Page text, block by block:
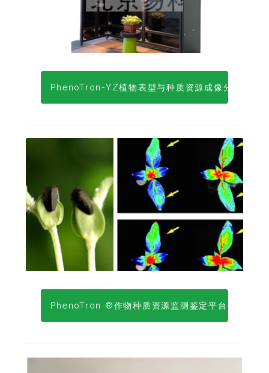
PhenoTron-YZ植物表型与种质资源成像分析系统
PhenoTron ®作物种质资源监测鉴定平台